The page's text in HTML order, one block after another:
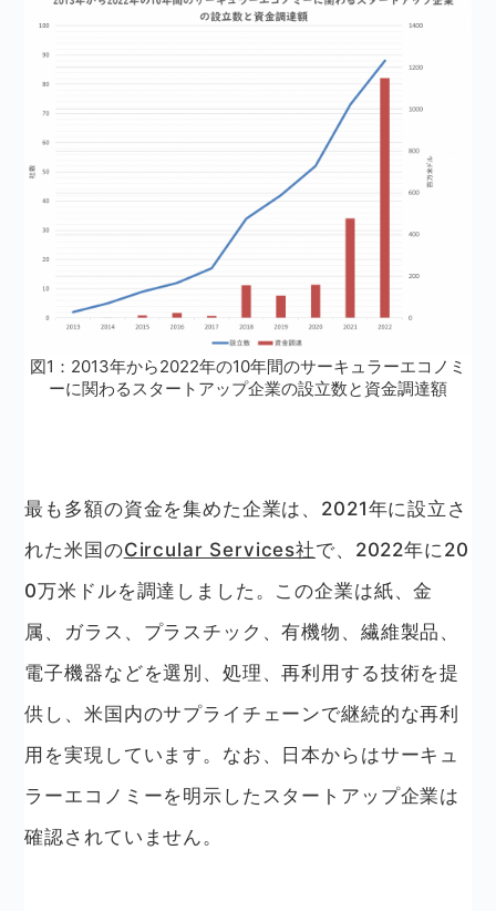
図1：2013年から2022年の10年間のサーキュラーエコノミ
ーに関わるスタートアップ企業の設立数と資金調達額
最も多額の資金を集めた企業は、2021年に設立さ
れた米国のCircular Services社で、2022年に20
0万米ドルを調達しました。この企業は紙、金
属、ガラス、プラスチック、有機物、繊維製品、
電子機器などを選別、処理、再利用する技術を提
供し、米国内のサプライチェーンで継続的な再利
用を実現しています。なお、日本からはサーキュ
ラーエコノミーを明示したスタートアップ企業は
確認されていません。